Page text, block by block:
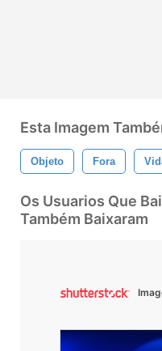
Esta Imagem
Objeto Fora
Os Usuarios Que
Também Baixaram